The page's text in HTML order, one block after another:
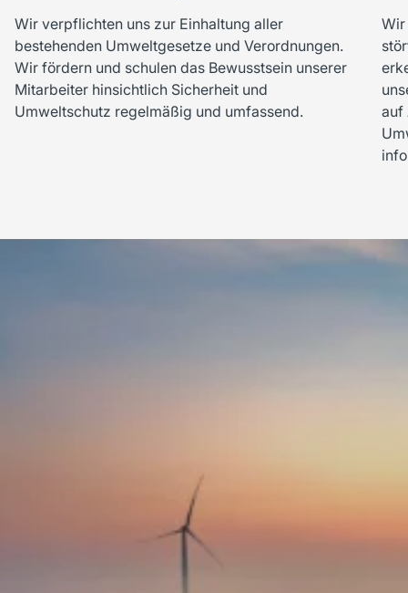
Wir verpflichten uns zur Einhaltung aller
bestehenden Umweltgesetze und Verordnungen.
Wir fördern und schulen das Bewusstsein unserer
Mitarbeiter hinsichtlich Sicherheit und
Umweltschutz regelmäßig und umfassend.
Wir
auf